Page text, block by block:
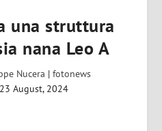
una struttura
nana Leo A
Nucera | fotonews
August, 2024